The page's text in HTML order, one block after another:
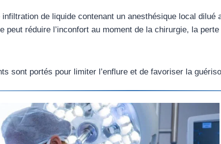
de liquide contenant un anesthésique local dilué
peut réduire l’inconfort au moment de la chirurgie, la
sont portés pour limiter l’enflure et de favoriser la